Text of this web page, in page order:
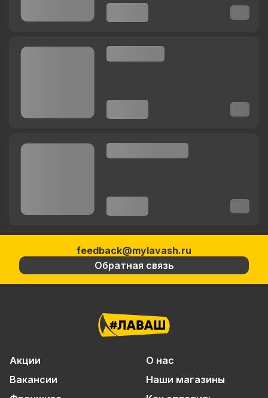
feedback@mylavash.ru
Обратная связь
Акции
О нас
Вакансии
Наши магазины